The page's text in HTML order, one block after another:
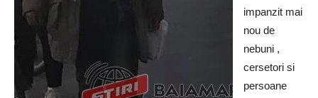
impanzit mai
nou de
nebuni ,
cersetori si
persoane